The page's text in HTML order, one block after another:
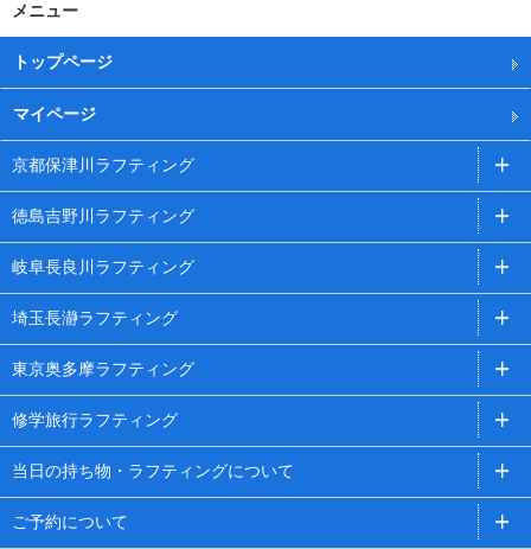
メニュー
トップページ
マイページ
京都保津川ラフティング
徳島吉野川ラフティング
岐阜長良川ラフティング
埼玉長瀞ラフティング
東京奥多摩ラフティング
修学旅行ラフティング
当日の持ち物・ラフティングについて
ご予約について